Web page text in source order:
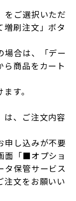
をご選択いただ
増刷注文」ボタ
場合は、「デー
ら商品をカート
す。
、ご注文内容
申し込みが不要
面「■オプショ
タ保管サービス
文をお願いい